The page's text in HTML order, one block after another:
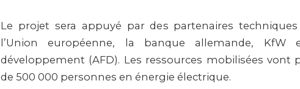
Le projet sera appuyé par des partenaires
l’Union européenne, la banque allemande, KfW
développement (AFD). Les ressources mobilisées vont
de 500 000 personnes en énergie électrique.